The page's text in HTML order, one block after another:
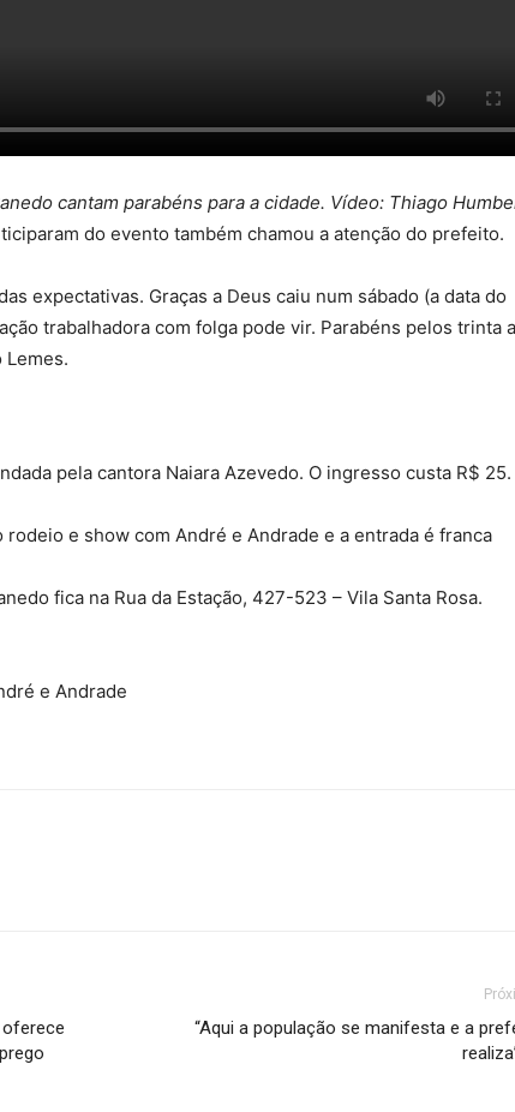
cantam parabéns para a cidade. Vídeo: Thiago
do evento também chamou a atenção do prefeito.
expectativas. Graças a Deus caiu num sábado (a data do
trabalhadora com folga pode vir. Parabéns pelos trinta
Lemes.
pela cantora Naiara Azevedo. O ingresso custa R$ 25.
rodeio e show com André e Andrade e a entrada é franca
fica na Rua da Estação, 427-523 – Vila Santa Rosa.
e Andrade
“Aqui a população se manifesta e a